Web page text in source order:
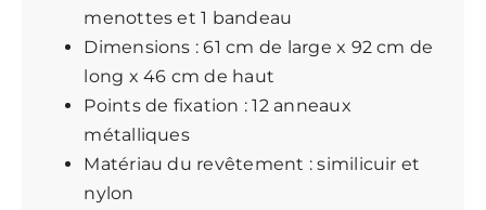
menottes et 1 bandeau
Dimensions : 61 cm de large x 92 cm de
long x 46 cm de haut
Points de fixation : 12 anneaux
métalliques
Matériau du revêtement : similicuir et
nylon